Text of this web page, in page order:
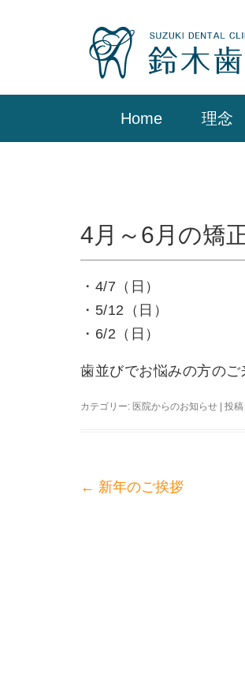
Home 理念
4月～6月の矯
・4/7（日）
・5/12（日）
・6/2（日）
歯並びでお悩みの方のご
カテゴリー: 医院からのお知らせ | 投
投
← 新年のご挨拶